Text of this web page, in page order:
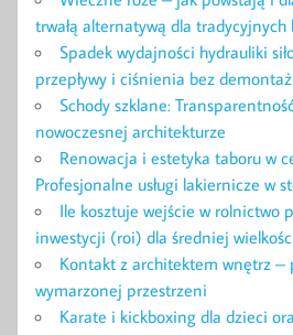
trwałą alternatywą dla tradycyjnych
Spadek wydajności hydrauliki
przepływy i ciśnienia bez
Schody szklane:
nowoczesnej architekturze
Renowacja i estetyka taboru w
Profesjonalne usługi lakiernicze w
Ile kosztuje wejście w rolnictwo
inwestycji (roi) dla średniej
Kontakt z architektem wnętrz –
wymarzonej przestrzeni
Karate i kickboxing dla dzieci